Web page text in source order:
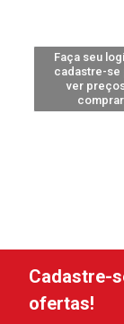
Faça seu
cadastre-se
ver
comprar
Cadastre-
ofertas!